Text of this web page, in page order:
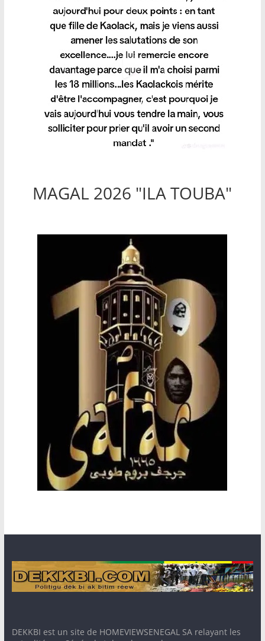
MAGAL 2026 "ILA TOUBA"
DEKKBI est un site de HOMEVIEWSENEGAL SA relayant les